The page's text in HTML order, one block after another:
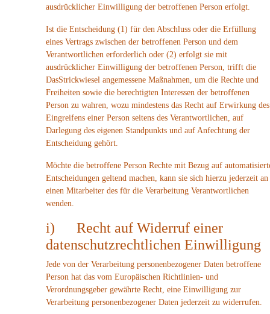
ausdrücklicher Einwilligung der betroffenen Person erfolgt.
Ist die Entscheidung (1) für den Abschluss oder die Erfüllung
eines Vertrags zwischen der betroffenen Person und dem
Verantwortlichen erforderlich oder (2) erfolgt sie mit
ausdrücklicher Einwilligung der betroffenen Person, trifft die
DasStrickwiesel angemessene Maßnahmen, um die Rechte und
Freiheiten sowie die berechtigten Interessen der betroffenen
Person zu wahren, wozu mindestens das Recht auf Erwirkung des
Eingreifens einer Person seitens des Verantwortlichen, auf
Darlegung des eigenen Standpunkts und auf Anfechtung der
Entscheidung gehört.
Möchte die betroffene Person Rechte mit Bezug auf
Entscheidungen geltend machen, kann sie sich hierzu jederzeit an
einen Mitarbeiter des für die Verarbeitung Verantwortlichen
wenden.
i) Recht auf Widerruf einer
datenschutzrechtlichen Einwilligung
Jede von der Verarbeitung personenbezogener Daten betroffene
Person hat das vom Europäischen Richtlinien- und
Verordnungsgeber gewährte Recht, eine Einwilligung zur
Verarbeitung personenbezogener Daten jederzeit zu widerrufen.